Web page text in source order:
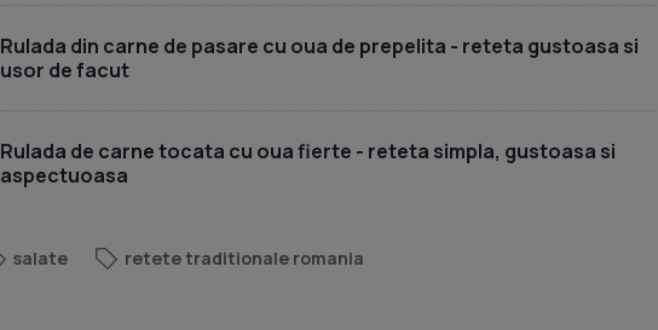
Rulada din carne de pasare cu oua de prepelita - reteta gustoasa si
usor de facut
Rulada de carne tocata cu oua fierte - reteta simpla, gustoasa si
aspectuoasa
salate retete traditionale romania